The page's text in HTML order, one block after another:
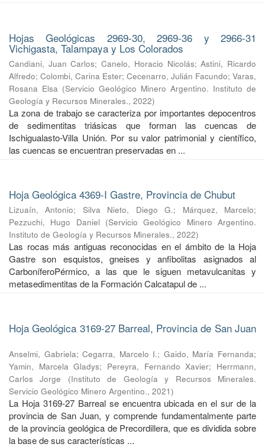
Hojas Geológicas 2969-30, 2969-36 y 2966-31
Vichigasta, Talampaya y Los Colorados
Candiani, Juan Carlos;Canelo, Horacio Nicolás;Astini, Ricardo
Alfredo; Colombi, Carina Ester; Cecenarro, Julián Facundo; Varas,
Rosana Elsa (Servicio Geológico Minero Argentino. Instituto de
Geología y Recursos Minerales., 2022)
La zona de trabajo se caracteriza por importantes depocentros
de sedimentitas triásicas que forman las cuencas de
Ischigualasto-Villa Unión. Por su valor patrimonial y cientíﬁco,
las cuencas se encuentran preservadas en ...
Hoja Geológica 4369-I Gastre, Provincia de Chubut
Lizuaín, Antonio; Silva Nieto, Diego G.; Márquez, Marcelo;
Pezzuchi, Hugo Daniel (Servicio Geológico Minero Argentino.
Instituto de Geología y Recursos Minerales., 2022)
Las rocas más antiguas reconocidas en el ámbito de la Hoja
Gastre son esquistos, gneises y anfibolitas asignados al
CarboníferoPérmico, a las que le siguen metavulcanitas y
metasedimentitas de la Formación Calcatapul de ...
Hoja Geológica 3169-27 Barreal, Provincia de San Juan
Anselmi, Gabriela;Cegarra, Marcelo I.; Gaido, María Fernanda;
Yamin, Marcela Gladys; Pereyra, Fernando Xavier; Herrmann,
Carlos Jorge
(Instituto de Geología y Recursos Minerales.
Servicio Geológico Minero Argentino., 2021)
La Hoja 3169-27 Barreal se encuentra ubicada en el sur de la
provincia de San Juan, y comprende fundamentalmente parte
de la provincia geológica de Precordillera, que es dividida sobre
la base de sus características ...